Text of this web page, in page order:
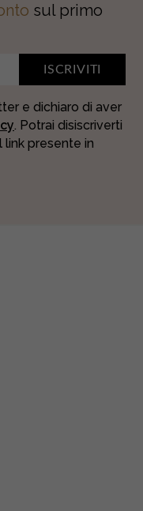
sul primo
ISCRIVITI
e dichiaro di aver
. Potrai disiscriverti
link presente in